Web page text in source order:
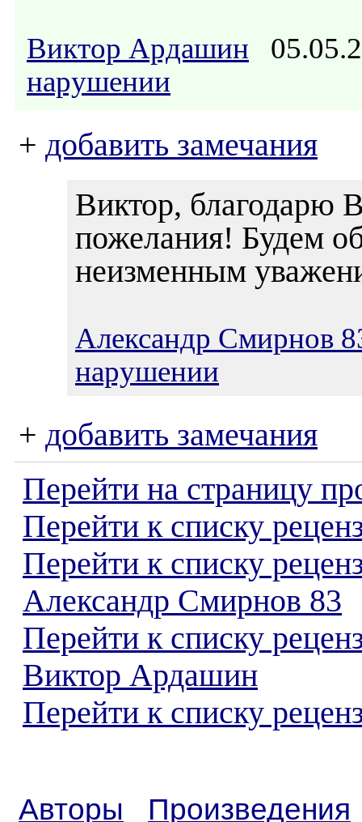
Виктор Ардашин
нарушении
+ добавить замечания
Виктор, благодарю
пожелания! Будем
неизменным
Александр Смирнов
нарушении
+ добавить замечания
Перейти на страницу
Перейти к списку
Перейти к списку
Александр Смирнов 83
Перейти к списку
Виктор Ардашин
Перейти к списку
Авторы
Произведения